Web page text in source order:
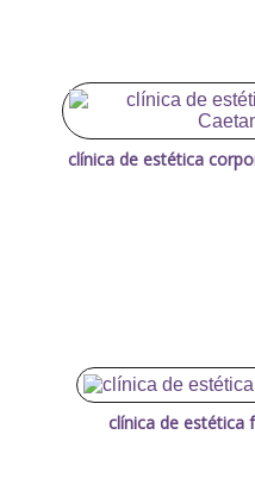
clínica de estética
clínica de estética